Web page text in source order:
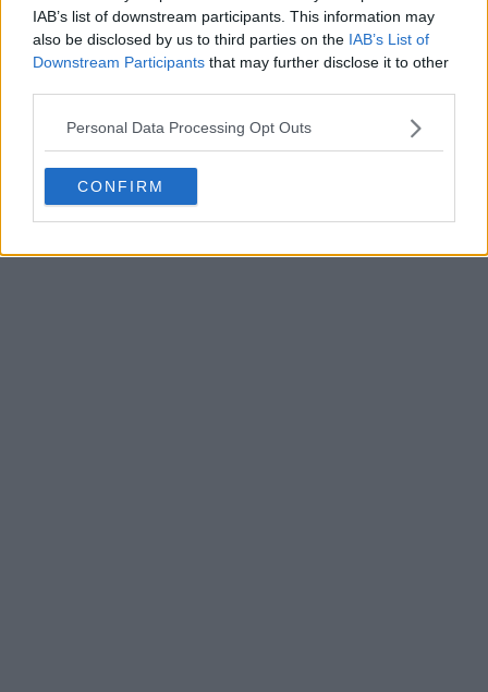
IAB’s list of downstream participants. This information may
also be disclosed by us to third parties on the IAB’s List of
Downstream Participants that may further disclose it to other
Personal Data Processing Opt Outs
CONFIRM